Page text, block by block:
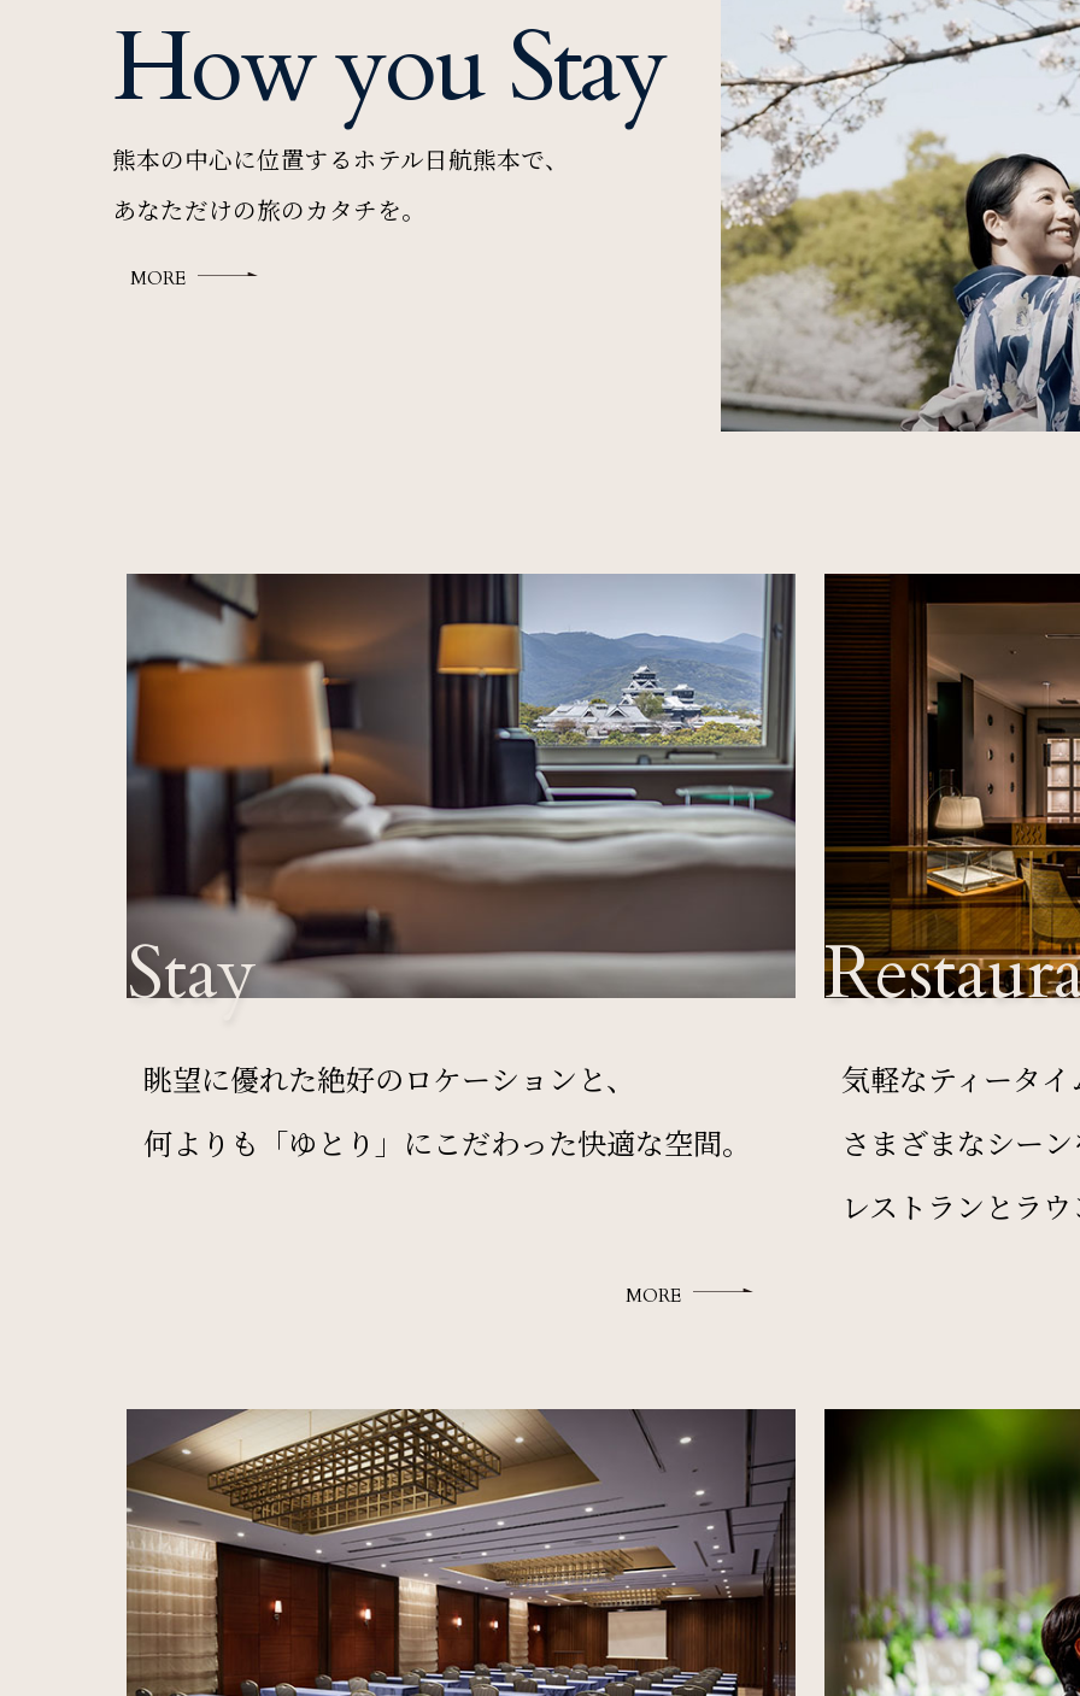
宿泊予約 レンタカー付き
チェックイン日 - チェックアウト日 一部屋あたりのご利用人数 ご利用部屋
宿泊プラン一覧
How you Stay
熊本の中心に位置するホテル日航熊本で、
あなただけの旅のカタチを。
MORE
Stay
眺望に優れた絶好のロケーションと、
何よりも「ゆとり」にこだわった快適な空間。
MORE
気軽なティータ
さまざまなシー
レストランとラウ